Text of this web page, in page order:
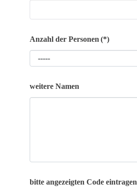
Anzahl der Personen (*)
weitere Namen
bitte angezeigten Code eintragen